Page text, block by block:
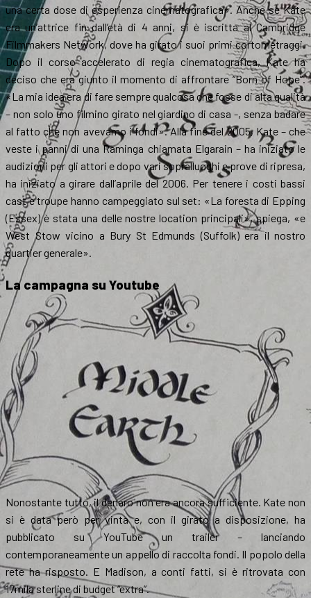
una certa dose di esperienza cinematografica». Anche se Kate
era un’attrice fin dall’età di 4 anni, si è iscritta al Cambridge
Filmmakers Network, dove ha girato i suoi primi cortometraggi.
Dopo il corso accelerato di regia cinematografica, Kate ha
deciso che era giunto il momento di affrontare “Born of Hope”.
«La mia idea era di fare sempre qualcosa che fosse di alta qualità
– non solo uno filmino girato nel giardino di casa -, senza badare
al fatto che non avevamo i fondi». Alla fine del 2005, Kate – che
veste i panni di una Raminga chiamata Elgarain – ha iniziato le
audizioni per gli attori e dopo vari sopralluoghi e prove di ripresa,
ha iniziato a girare dall’aprile del 2006. Per tenere i costi bassi
cast e troupe hanno campeggiato sul set: «La foresta di Epping
(Essex) è stata una delle nostre location principali», spiega, «e
West Stow vicino a Bury St Edmunds (Suffolk) era il nostro
quartier generale».
La campagna su Youtube
Nonostante tutto, il denaro non era ancora sufficiente. Kate non
si è data però per vinta e, con il girato a disposizione, ha
pubblicato su YouTube un trailer – lanciando
contemporaneamente un appello di raccolta fondi. Il popolo della
rete ha risposto. E Madison, a conti fatti, si è ritrovata con
17mila sterline di budget “extra”.